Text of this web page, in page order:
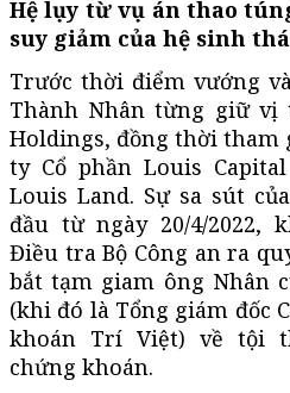
Hệ lụy từ vụ án thao
suy giảm của hệ sinh
Trước thời điểm vướng
Thành Nhân từng giữ
Holdings, đồng thời tham
ty Cổ phần Louis
Louis Land. Sự sa sút
đầu từ ngày 20/4/2022,
Điều tra Bộ Công an ra
bắt tạm giam ông Nhân
(khi đó là Tổng giám đốc
khoán Trí Việt) về tội
chứng khoán.